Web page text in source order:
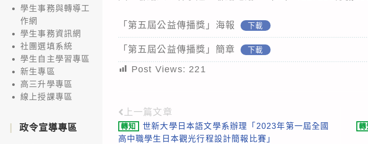
「第五屆公益傳播獎」海報 下載
「第五屆公益傳播獎」簡章 下載
Post Views: 221
Read
more
上一篇文章
轉知
世新大學日本語文學系辦理「2023年第一屆全國
高中職學生日本觀光行程設計簡報比賽」
轉
學生事務與轉導工
作網
學生事務資訊網
社團選填系統
學生自主學習專區
新生專區
高三升學專區
線上授課專區
政令宣導專區